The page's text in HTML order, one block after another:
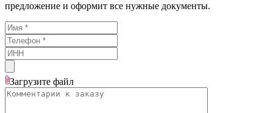
предложение и оформит все нужные документы.
Загрузите файл